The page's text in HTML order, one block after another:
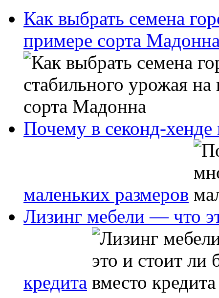
Как выбрать семена
примере сорта
Почему в секонд-
маленьких размеров
Лизинг мебели — что
кредита